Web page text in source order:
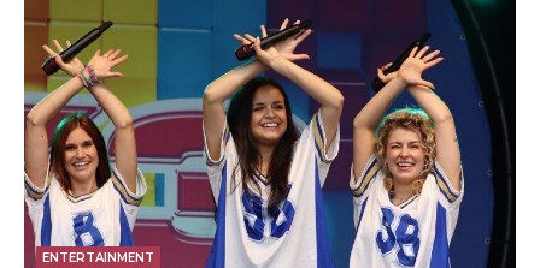
ENTERTAINMENT